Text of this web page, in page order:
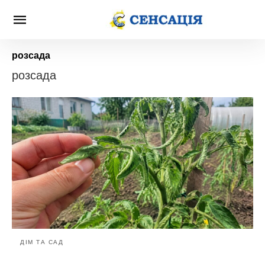
розсада
розсада
ДІМ ТА САД